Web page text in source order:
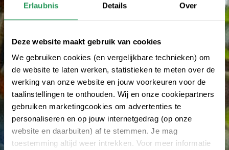
Erlaubnis Details Over
Deze website maakt gebruik van cookies
We gebruiken cookies (en vergelijkbare technieken) om
de website te laten werken, statistieken te meten over de
werking van onze website en jouw voorkeuren voor de
taalinstellingen te onthouden. Wij en onze cookiepartners
gebruiken marketingcookies om advertenties te
personaliseren en op jouw internetgedrag (op onze
website en daarbuiten) af te stemmen. Je mag
toestemming altijd weer intrekken. Voor meer informatie